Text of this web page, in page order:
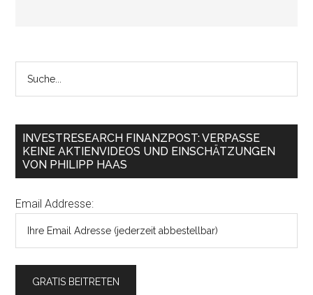
INVESTRESEARCH FINANZPOST: VERPASSE
KEINE AKTIENVIDEOS UND EINSCHÄTZUNGEN
VON PHILIPP HAAS
Email Addresse: